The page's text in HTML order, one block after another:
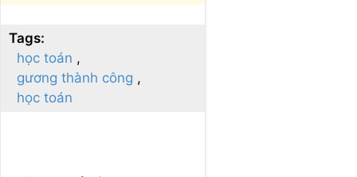
Tags:
học toán
gương thành công
học toán